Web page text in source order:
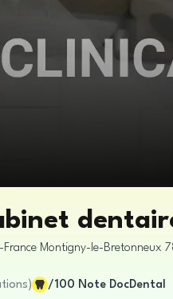
France Montigny-le-Bretonneux
) /100 Note DocDental